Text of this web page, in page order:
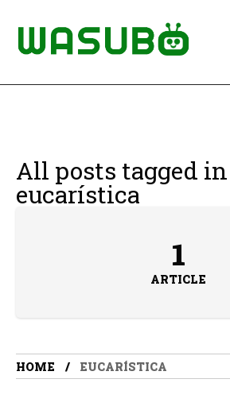
All posts tagged in
eucarística
1
ARTICLE
HOME EUCARÍSTICA